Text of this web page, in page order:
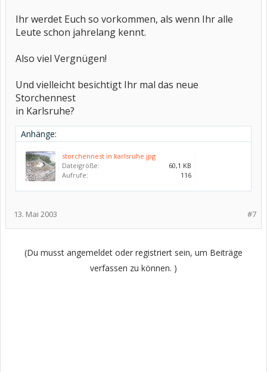
Ihr werdet Euch so vorkommen, als wenn Ihr alle
Leute schon jahrelang kennt.
Also viel Vergnügen!
Und vielleicht besichtigt Ihr mal das neue
Storchennest
in Karlsruhe?
Anhänge:
storchennest in karlsruhe.jpg
Dateigröße:
60,1 KB
Aufrufe:
116
#7
13. Mai 2003
(Du musst angemeldet oder registriert sein, um Beiträge
verfassen zu können. )